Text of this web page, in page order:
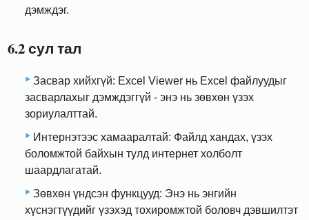
дэмждэг.
6.2 сул тал
Засвар хийхгүй: Excel Viewer нь Excel файлуудыг
засварлахыг дэмждэггүй - энэ нь зөвхөн үзэх
зориулалттай.
Интернэтээс хамааралтай: Файлд хандах, үзэх
боломжтой байхын тулд интернет холболт
шаардлагатай.
Зөвхөн үндсэн функцууд: Энэ нь энгийн
хүснэгтүүдийг үзэхэд тохиромжтой боловч дэвшилтэт